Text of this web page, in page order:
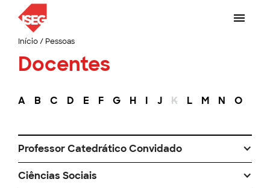
Início/ Pessoas
Docentes
A B C D E F G H I J K L M N O
Professor Catedrático Convidado
Ciências Sociais